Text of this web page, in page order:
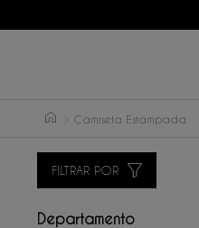
Camiseta Estampada
FILTRAR POR
Departamento